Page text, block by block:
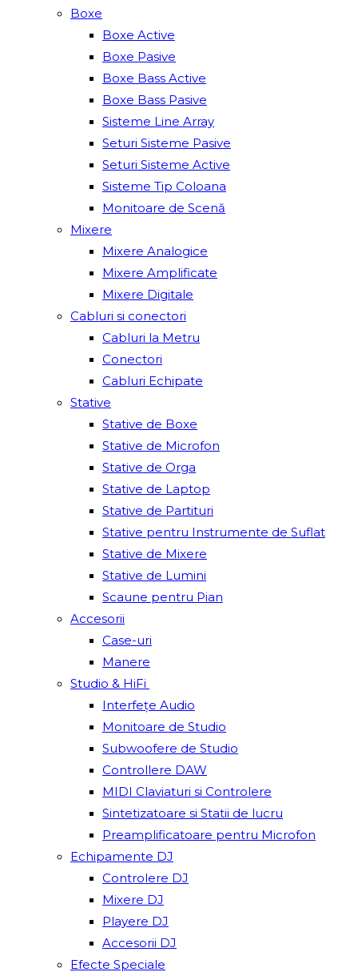
Boxe
Boxe Active
Boxe Pasive
Boxe Bass Active
Boxe Bass Pasive
Sisteme Line Array
Seturi Sisteme Pasive
Seturi Sisteme Active
Sisteme Tip Coloana
Monitoare de Scenă
Mixere
Mixere Analogice
Mixere Amplificate
Mixere Digitale
Cabluri si conectori
Cabluri la Metru
Conectori
Cabluri Echipate
Stative
Stative de Boxe
Stative de Microfon
Stative de Orga
Stative de Laptop
Stative de Partituri
Stative pentru Instrumente de Suflat
Stative de Mixere
Stative de Lumini
Scaune pentru Pian
Accesorii
Case-uri
Manere
Studio & HiFi
Interfețe Audio
Monitoare de Studio
Subwoofere de Studio
Controllere DAW
MIDI Claviaturi si Controlere
Sintetizatoare si Statii de lucru
Preamplificatoare pentru Microfon
Echipamente DJ
Controlere DJ
Mixere DJ
Playere DJ
Accesorii DJ
Efecte Speciale